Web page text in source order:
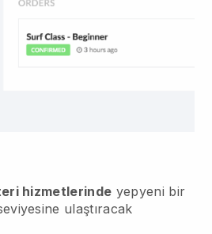
hizmetlerinde yepyeni bir
ulaştıracak